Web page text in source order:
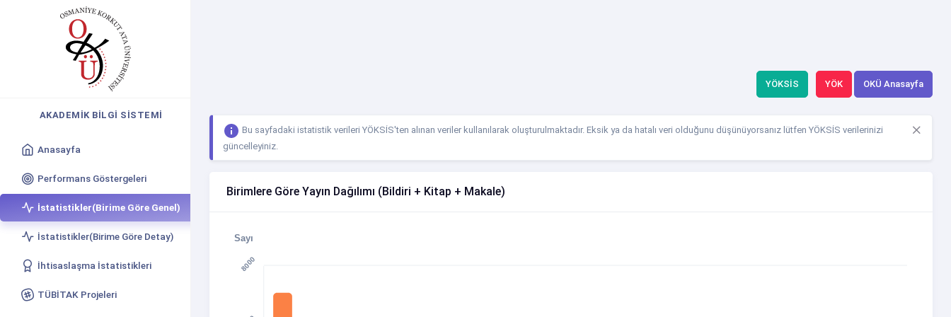
AKADEMIK BILGI SISTEMI
Anasayfa
Performans Göstergeleri
İstatistikler(Birime Göre Genel)
İstatistikler(Birime Göre Detay)
İhtisaslaşma İstatistikleri
TÜBİTAK Projeleri
YÖKSİS YÖK OKÜ Anasayfa
Bu sayfadaki istatistik verileri YÖKSİS'ten alınan veriler kullanılarak oluşturulmaktadır. Eksik ya da hatalı veri olduğunu düşünüyorsanız lütfen YÖKSİS verilerinizi
güncelleyiniz.
Birimlere Göre Yayın Dağılımı (Bildiri + Kitap + Makale)
Sayı
8000